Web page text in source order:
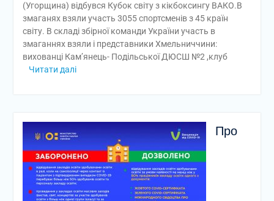
(Угорщина) відбувся Кубок світу з кікбоксингу ВАКО.В
змаганях взяли участь 3055 спортсменів з 45 країн
світу. В складі збірної команди України участь в
змаганнях взяли і представники Хмельниччини:
вихованці Кам’янець- Подільської ДЮСШ №2 ,клуб
Читати далі
Про